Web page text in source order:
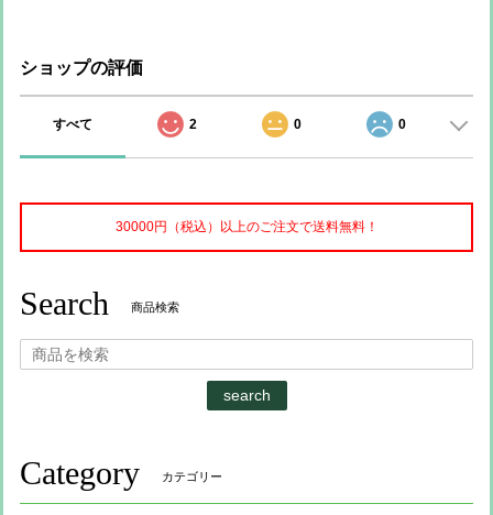
ショップの評価
すべて 2 0 0
30000円（税込）以上のご注文で送料無料！
Search 商品検索
search
Category カテゴリー